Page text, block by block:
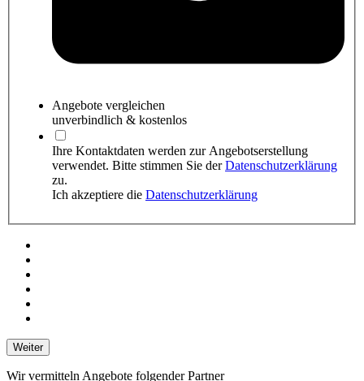
Angebote vergleichen
unverbindlich & kostenlos
Ihre Kontaktdaten werden zur Angebotserstellung
verwendet. Bitte stimmen Sie derDatenschutzerklärung
zu.
Ich akzeptiere die Datenschutzerklärung
Weiter
Wir vermitteln Angebote folgender Partner